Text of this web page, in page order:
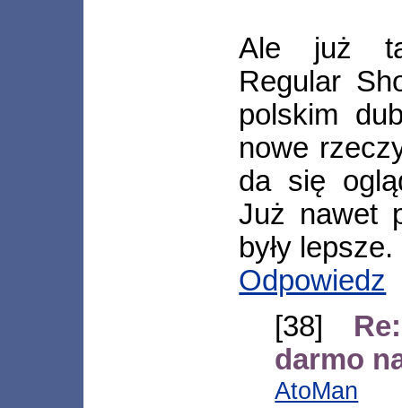
Ale już
Regular
polskim
nowe
da się
Już nawet
były lepsze.
Odpowiedz
[38]
darmo
AtoMan